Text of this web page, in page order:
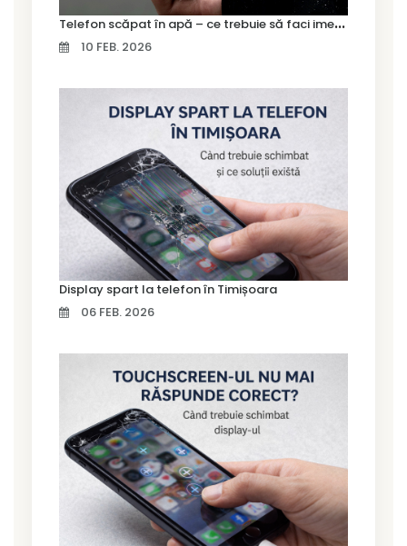
T
elefon scăpat în apă – ce trebuie să faci imediat și ce greșeli să eviți
10 FEB. 2026
Display spart la telefon în Timișoara
06 FEB. 2026